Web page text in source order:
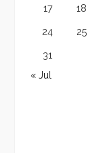
17 18
24 25
31
« Jul